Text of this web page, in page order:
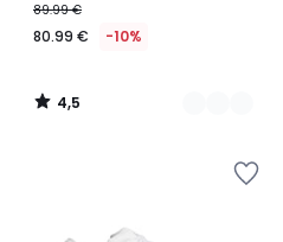
89.99 €
80.99 € -10%
4,5
/